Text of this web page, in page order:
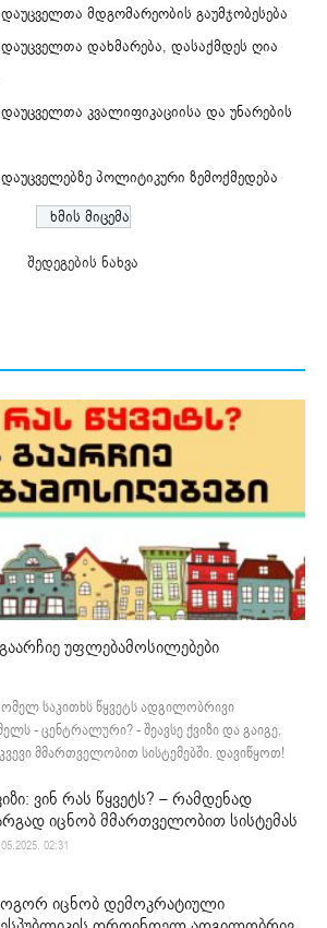
მდგომარეობის გაუმჯობესება
დახმარება, დასაქმდეს ღია
კვალიფიკაციისა და უნარების
პოლიტიკური ზემოქმედება
შედეგების ნახვა
უფლებამოსილებები
საკითხს წყვეტს ადგილობრივი
- ცენტრალური? - შეავსე ქვიზი და გაიგე,
მმართველობით სისტემებში. დავიწყოთ!
ვინ რას წყვეტს? – რამდენად
იცნობ მმართველობით სისტემას
02:31
იცნობ დემოკრატიული